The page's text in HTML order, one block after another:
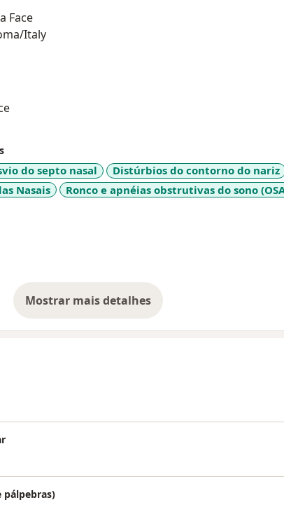
Face
Italy
do septo nasal
Distúrbios do contorno do nariz
Nasais
Ronco e apnéias obstrutivas do sono
Mostrar mais detalhes
sobre a experiência
pálpebras)